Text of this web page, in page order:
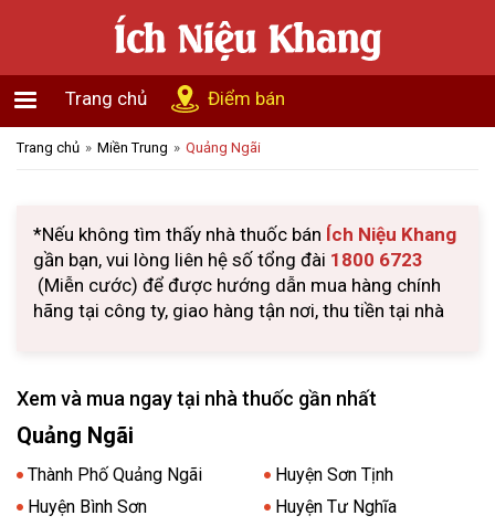
Trang chủ Điểm bán
Trang chủ Miền Trung Quảng Ngãi
*Nếu không tìm thấy nhà thuốc bán Ích Niệu Khang
gần bạn, vui lòng liên hệ số tổng đài 1800 6723
(Miễn cước) để được hướng dẫn mua hàng chính
hãng tại công ty, giao hàng tận nơi, thu tiền tại nhà
Xem và mua ngay tại nhà thuốc gần nhất
Quảng Ngãi
Thành Phố Quảng Ngãi
Huyện Bình Sơn
Huyện Sơn Tịnh
Huyện Tư Nghĩa